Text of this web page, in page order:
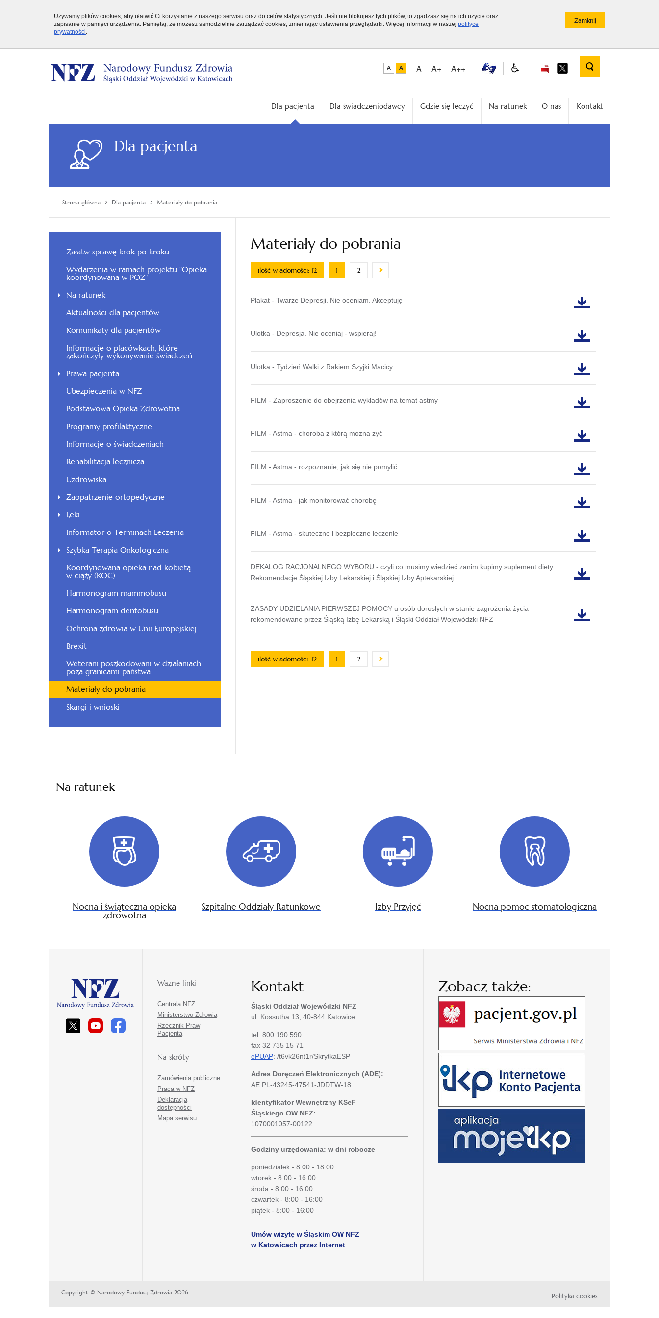
Używamy plików cookies, aby ułatwić Ci korzystanie z naszego serwisu oraz do celów statystycznych. Jeśli nie blokujesz tych plików, to zgadzasz się na ich użycie oraz
zapisanie w pamięci urządzenia. Pamiętaj, że możesz samodzielnie zarządzać cookies, zmieniając ustawienia przeglądarki. Więcej informacji w naszejpolityce
prywatności.
A A+ A++
Dla pacjenta Dla świadczeniodawcy Gdzie się leczyć Na ratunek O nas Kontakt
Dla pacjenta
Strona główna › Dla pacjenta › Materiały do pobrania
Załatw sprawę krok po kroku
Wydarzenia w ramach projektu "Opieka
koordynowana w POZ"
Na ratunek
Aktualności dla pacjentów
Komunikaty dla pacjentów
Informacje o placówkach, które
zakończyły wykonywanie świadczeń
Prawa pacjenta
Ubezpieczenia w NFZ
Podstawowa Opieka Zdrowotna
Programy profilaktyczne
Informacje o świadczeniach
Rehabilitacja lecznicza
Uzdrowiska
Zaopatrzenie ortopedyczne
Leki
Informator o Terminach Leczenia
Szybka Terapia Onkologiczna
Koordynowana opieka nad kobietą
w ciąży (KOC)
Harmonogram mammobusu
Harmonogram dentobusu
Ochrona zdrowia w Unii Europejskiej
Brexit
Weterani poszkodowani w działaniach
poza granicami państwa
Materiały do pobrania
Skargi i wnioski
Materiały do pobrania
ilość wiadomości: 12 1 2
Plakat - Twarze Depresji. Nie oceniam. Akceptuję
Ulotka - Depresja. Nie oceniaj - wspieraj!
Ulotka - Tydzień Walki z Rakiem Szyjki Macicy
FILM - Zaproszenie do obejrzenia wykładów na temat astmy
FILM - Astma - choroba z którą można żyć
FILM - Astma - rozpoznanie, jak się nie pomylić
FILM - Astma - jak monitorować chorobę
FILM - Astma - skuteczne i bezpieczne leczenie
DEKALOG RACJONALNEGO WYBORU - czyli co musimy wiedzieć zanim kupimy suplement diety
Rekomendacje Śląskiej Izby Lekarskiej i Śląskiej Izby Aptekarskiej.
ZASADY UDZIELANIA PIERWSZEJ POMOCY u osób dorosłych w stanie zagrożenia życia
rekomendowane przez Śląską Izbę Lekarską i Śląski Oddział Wojewódzki NFZ
ilość wiadomości: 12 1 2
Na ratunek
Nocna i świąteczna opieka
zdrowotna
Szpitalne Oddziały Ratunkowe Izby Przyjęć Nocna pomoc stomatologiczna
Ważne linki
Centrala NFZ
Ministerstwo Zdrowia
Rzecznik Praw
Pacjenta
Na skróty
Zamówienia publiczne
Praca w NFZ
Deklaracja
dostępności
Mapa serwisu
Kontakt
Śląski Oddział Wojewódzki NFZ
ul. Kossutha 13, 40-844 Katowice
tel. 800 190 590
fax 32 735 15 71
ePUAP: /t6vk26nt1r/SkrytkaESP
Adres Doręczeń Elektronicznych (ADE):
AE:PL-43245-47541-JDDTW-18
Identyfikator Wewnętrzny KSeF
Śląskiego OW NFZ:
1070001057-00122
Godziny urzędowania: w dni robocze
poniedziałek - 8:00 - 18:00
wtorek - 8:00 - 16:00
środa - 8:00 - 16:00
czwartek - 8:00 - 16:00
piątek - 8:00 - 16:00
Umów wizytę w Śląskim OW NFZ
w Katowicach przez Internet
Zobacz także:
Copyright © Narodowy Fundusz Zdrowia 2026 Polityka cookies